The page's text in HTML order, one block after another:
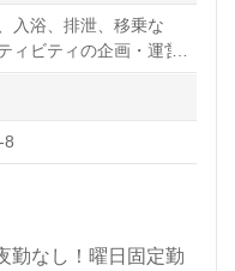
入浴、排泄、移乗な
ィビティの企画・運営
8
勤なし！曜日固定勤